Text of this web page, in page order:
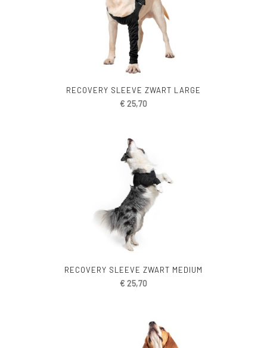
RECOVERY SLEEVE ZWART LARGE
€ 25,70
RECOVERY SLEEVE ZWART MEDIUM
€ 25,70